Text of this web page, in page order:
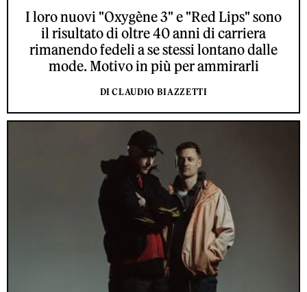
I loro nuovi "Oxygène 3" e "Red Lips" sono
il risultato di oltre 40 anni di carriera
rimanendo fedeli a se stessi lontano dalle
mode. Motivo in più per ammirarli
DI CLAUDIO BIAZZETTI